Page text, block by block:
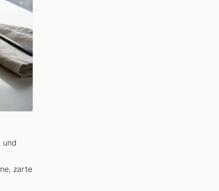
und
zarte